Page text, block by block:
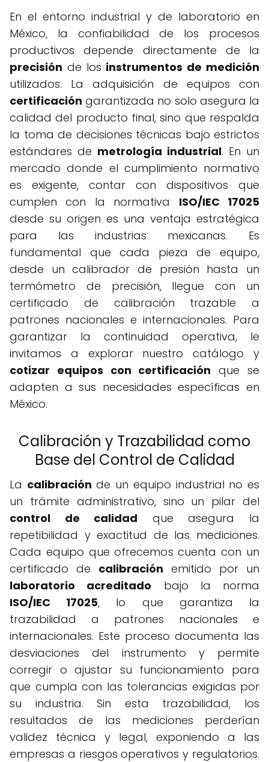
En el entorno industrial y de laboratorio en
México, la confiabilidad de los procesos
productivos depende directamente de la
precisión de los instrumentos de medición
utilizados. La adquisición de equipos con
certificación garantizada no solo asegura la
calidad del producto final, sino que respalda
la toma de decisiones técnicas bajo estrictos
estándares de metrología industrial. En un
mercado donde el cumplimiento normativo
es exigente, contar con dispositivos que
cumplen con la normativa ISO/IEC 17025
desde su origen es una ventaja estratégica
para las industrias mexicanas. Es
fundamental que cada pieza de equipo,
desde un calibrador de presión hasta un
termómetro de precisión, llegue con un
certificado de calibración trazable a
patrones nacionales e internacionales. Para
garantizar la continuidad operativa, le
invitamos a explorar nuestro catálogo y
cotizar equipos con certificación que se
adapten a sus necesidades específicas en
México.
Calibración y Trazabilidad como
Base del Control de Calidad
La calibración de un equipo industrial no es
un trámite administrativo, sino un pilar del
control de calidad que asegura la
repetibilidad y exactitud de las mediciones.
Cada equipo que ofrecemos cuenta con un
certificado de calibración emitido por un
laboratorio acreditado bajo la norma
ISO/IEC 17025, lo que garantiza la
trazabilidad a patrones nacionales e
internacionales. Este proceso documenta las
desviaciones del instrumento y permite
corregir o ajustar su funcionamiento para
que cumpla con las tolerancias exigidas por
su industria. Sin esta trazabilidad, los
resultados de las mediciones perderían
validez técnica y legal, exponiendo a las
empresas a riesgos operativos y regulatorios.